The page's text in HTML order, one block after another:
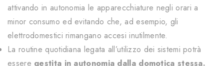
attivando in autonomia le apparecchiature negli orari a
minor consumo ed evitando che, ad esempio, gli
elettrodomestici rimangano accesi inutilmente.
La routine quotidiana legata all’utilizzo dei sistemi potrà
essere gestita in autonomia dalla domotica stessa.